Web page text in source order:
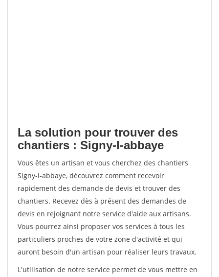
La solution pour trouver des
chantiers : Signy-l-abbaye
Vous êtes un artisan et vous cherchez des chantiers
Signy-l-abbaye, découvrez comment recevoir
rapidement des demande de devis et trouver des
chantiers. Recevez dès à présent des demandes de
devis en rejoignant notre service d'aide aux artisans.
Vous pourrez ainsi proposer vos services à tous les
particuliers proches de votre zone d'activité et qui
auront besoin d'un artisan pour réaliser leurs travaux.
L'utilisation de notre service permet de vous mettre en